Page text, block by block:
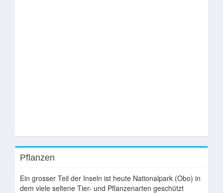
Pflanzen
Ein grosser Teil der Inseln ist heute Nationalpark (Obo) in
dem viele seltene Tier- und Pflanzenarten geschützt